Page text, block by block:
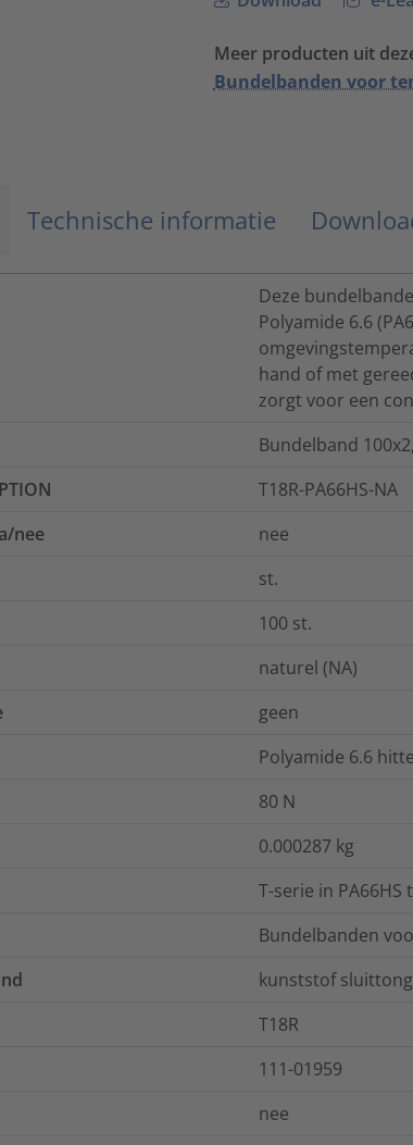
Meer producten uit
Bundelbanden voor
Technische informatie
Deze
Polyamide 6.6
hand of met
zorgt voor een
Bundelband
T18R-PA66HS-NA
nee
nee
st.
100 st.
naturel (NA)
geen
Polyamide 6.6
80 N
0.000287 kg
T-serie in
Bundelbanden
kunststof sluittong
T18R
111-01959
nee